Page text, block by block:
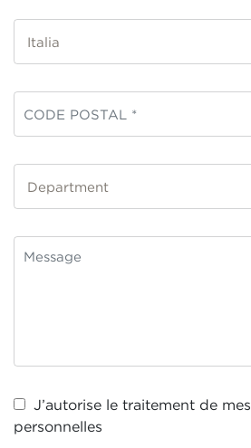
J’autorise le traitement de mes
personnelles